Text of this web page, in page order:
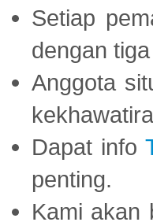
Setiap
dengan
Anggota
Dapat info
penting.
Kami akan